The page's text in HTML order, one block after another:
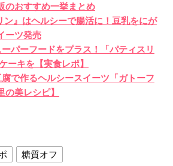
のおすすめ一挙まとめ
ン』はヘルシーで腸活に！豆乳をにが
ーツ発売
パーフードをプラス！「パティスリ
ーキを【実食レポ】
で作るヘルシースイーツ「ガトーフ
美レシピ】
糖質オフ